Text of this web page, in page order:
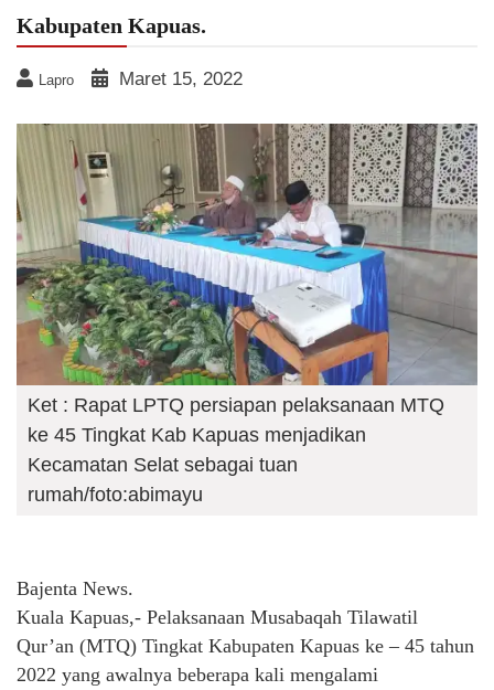
Kabupaten Kapuas.
Lapro Maret 15, 2022
Ket : Rapat LPTQ persiapan pelaksanaan MTQ
ke 45 Tingkat Kab Kapuas menjadikan
Kecamatan Selat sebagai tuan
rumah/foto:abimayu
Bajenta News.
Kuala Kapuas,- Pelaksanaan Musabaqah Tilawatil
Qur’an (MTQ) Tingkat Kabupaten Kapuas ke – 45 tahun
2022 yang awalnya beberapa kali mengalami